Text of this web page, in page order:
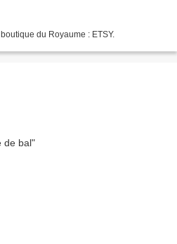
du Royaume : ETSY.